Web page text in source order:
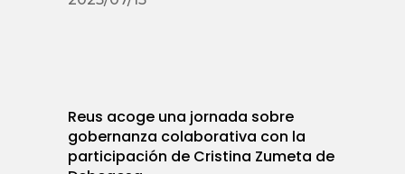
Reus acoge una jornada sobre
gobernanza colaborativa con la
participación de Cristina Zumeta de